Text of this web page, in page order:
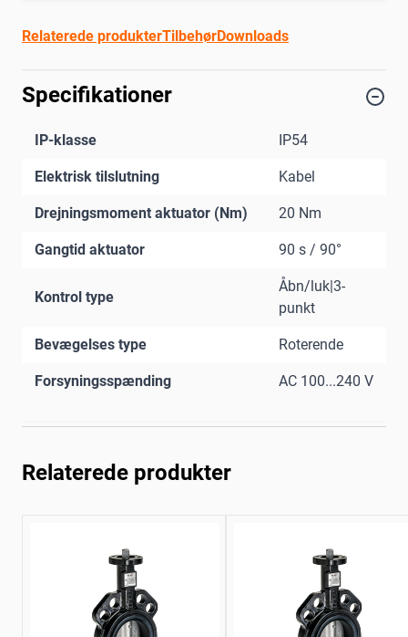
Relaterede produkterTilbehørDownloads
Specifikationer
IP-klasse IP54
Elektrisk tilslutning Kabel
Drejningsmoment aktuator (Nm) 20 Nm
Gangtid aktuator 90 s / 90°
Kontrol type
Åbn/luk|3-
punkt
Bevægelses type Roterende
Forsyningsspænding AC 100...240 V
Relaterede produkter